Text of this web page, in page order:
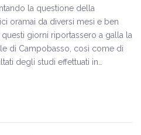
la questione della
oramai da diversi mesi e ben
giorni riportassero a galla la
di Campobasso, così come di
degli studi effettuati in…